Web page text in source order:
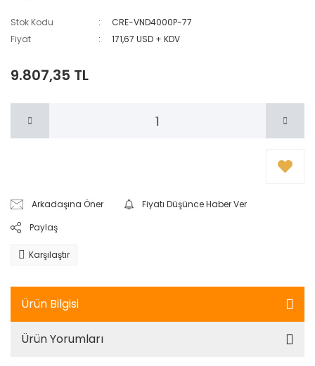
Stok Kodu
CRE-VND4000P-77
Fiyat
171,67 USD + KDV
9.807,35 TL
Arkadaşına Öner
Fiyatı Düşünce Haber Ver
Paylaş
Karşılaştır
Ürün Bilgisi
Ürün Yorumları